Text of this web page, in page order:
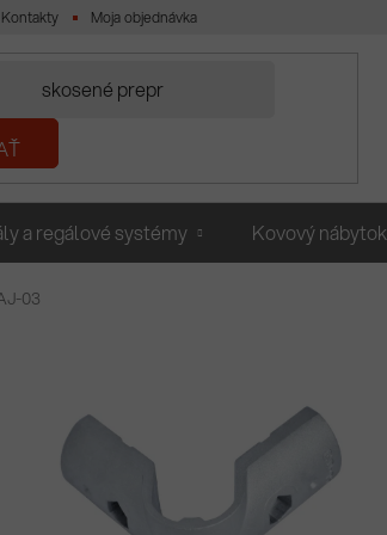
Kontakty Moja objednávka
a regálové systémy Kovový nábytok
03